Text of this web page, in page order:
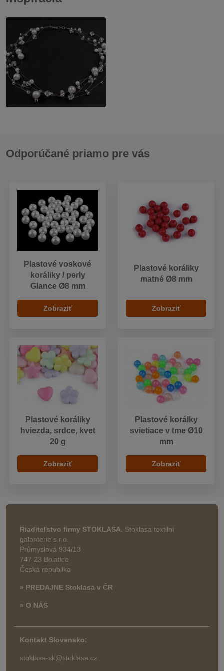
Odporúčané priamo pre vás
Plastové voskové
koráliky / perly
Glance Ø8 mm
Zobraziť
Plastové koráliky
matné Ø8 mm
Zobraziť
Plastové koráliky
hviezda, srdce, kvet
20 g
Zobraziť
Plastové korálky
svietiace v tme Ø10
mm
Zobraziť
Riaditeľstvo firmy STOKLASA. Stoklasa textilní
galanterie s.r.o.
Průmyslová 934/13
747 23 Bolatice
Česká republika
» PREDAJNE Stoklasa v ČR
» O NÁS
Kontakt Slovensko:
stoklasa-sk@stoklasa.cz